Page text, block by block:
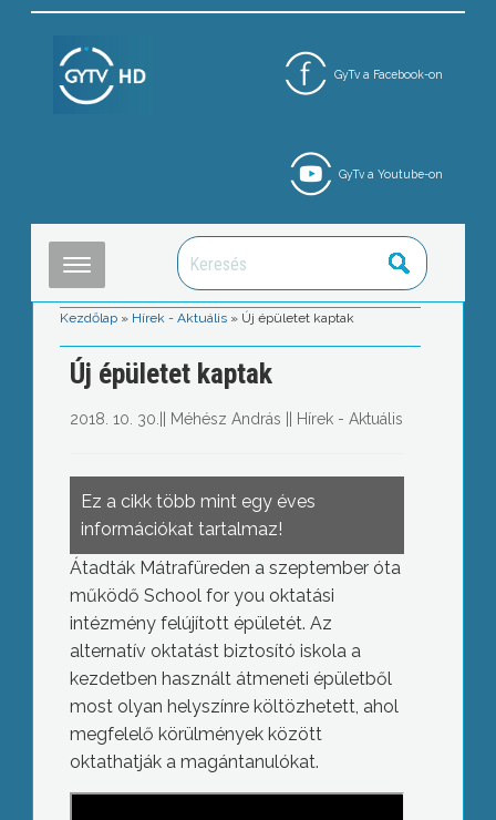
GyTv a Facebook-on
GyTv a Youtube-on
Kezdőlap » Hírek - Aktuális » Új épületet kaptak
Új épületet kaptak
2018. 10. 30. Méhész András Hírek - Aktuális
Ez a cikk több mint egy éves
információkat tartalmaz!
Átadták Mátrafüreden a szeptember óta
működő School for you oktatási
intézmény felújított épületét. Az
alternatív oktatást biztosító iskola a
kezdetben használt átmeneti épületből
most olyan helyszínre költözhetett, ahol
megfelelő körülmények között
oktathatják a magántanulókat.